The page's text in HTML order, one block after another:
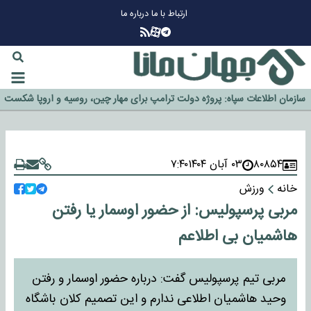
ارتباط با مادرباره ما
گزینه جدایی اوسمار روی میز مدیران پرسپولیس
آیا رئیس جمهور آمریکا قانون را دور می‌زند؟
اخراج رسمی چهره نامدار از پرسپولیس
سازمان اطلاعات سپاه: پروژه دولت ترامپ برای مهار چین، روسیه و اروپا شکست
خورد
۸۰۸۵۴ ۰۳ آبان ۱۴۰۴
۷:۴۰
خانه
ورزش
مربی پرسپولیس: از حضور اوسمار یا رفتن
هاشمیان بی اطلاعم
مربی تیم پرسپولیس گفت: درباره حضور اوسمار و رفتن
وحید هاشمیان اطلاعی ندارم و این تصمیم کلان باشگاه